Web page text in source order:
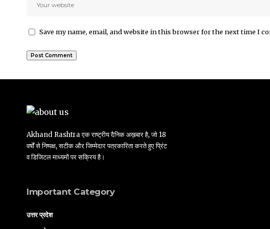
Save my name, email, and website in this browser for the next time I
Akhand Rashtra एक राष्ट्रीय दैनिक अख़बार है, जो 18
वर्षों से निष्पक्ष, सटीक और जिम्मेदार पत्रकारिता करते हुए प्रिंट
व डिजिटल माध्यमों पर सक्रिय है।
Important Category
उत्तर प्रदेश